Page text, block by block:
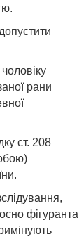
рани
ст. 208
фігуранта